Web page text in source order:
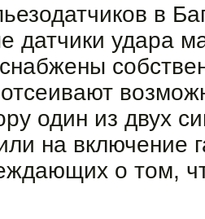
в
датчики уда­ра
один из двух
на включение
о том,